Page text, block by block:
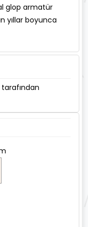
glop armatür
yıllar boyunca